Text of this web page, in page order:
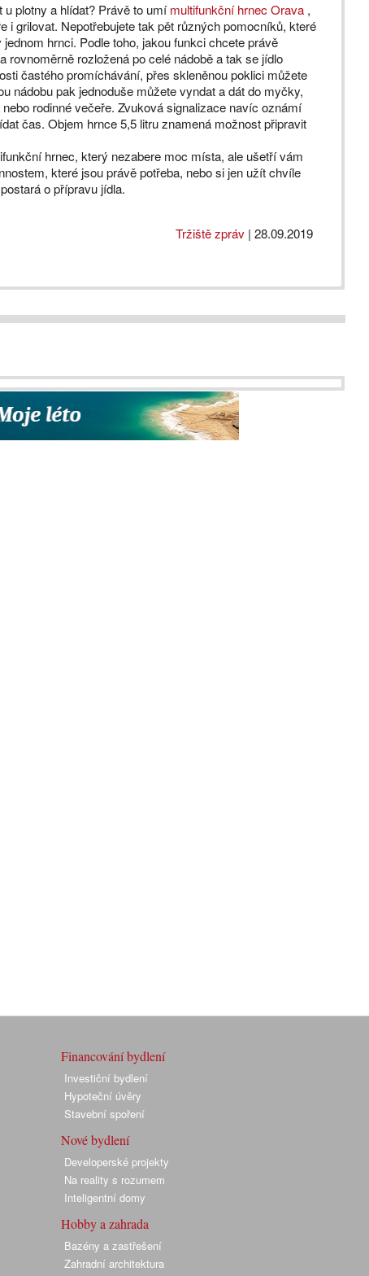
plotny a hlídat? Právě to umímultifunkční hrnec Orava ,
i grilovat. Nepotřebujete tak pět různých pomocníků, které
hrnci. Podle toho, jakou funkci chcete právě
rozložená po celé nádobě a tak se jídlo
častého promíchávání, přes skleněnou poklici můžete
nádobu pak jednoduše můžete vyndat a dát do myčky,
rodinné večeře. Zvuková signalizace navíc oznámí
čas. Objem hrnce 5,5 litru znamená možnost připravit
hrnec, který nezabere moc místa, ale ušetří vám
které jsou právě potřeba, nebo si jen užít chvíle
o přípravu jídla.
Tržiště zpráv | 28.09.2019
Financování bydlení
Investiční bydlení
Hypoteční úvěry
Stavební spoření
Nové bydlení
Developerské projekty
Na reality s rozumem
Inteligentní domy
Hobby a zahrada
Bazény a zastřešení
Zahradní architektura